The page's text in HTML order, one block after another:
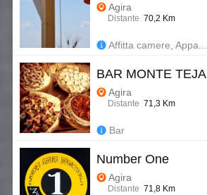
Agira
Distante 70,2 Km
Affitta camere, Appa...
BAR MONTE TEJA
Agira
Distante 71,3 Km
Bar
Number One
Agira
Distante 71,8 Km